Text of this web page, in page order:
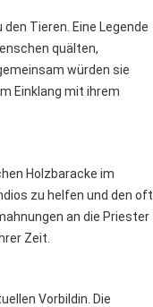
Tieren. Eine Legende
quälten,
würden sie
Einklang mit ihrem
Holzbaracke im
zu helfen und den oft
an die Priester
Zeit.
Vorbildin. Die